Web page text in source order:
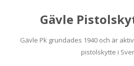
Gävle
Gävle Pk grundades 1940 och är
pistolskytte i